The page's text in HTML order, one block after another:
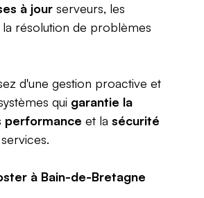
à jour serveurs, les
la résolution de problèmes
d'une gestion proactive et
qui garantie la
performance et la sécurité
à Bain-de-Bretagne